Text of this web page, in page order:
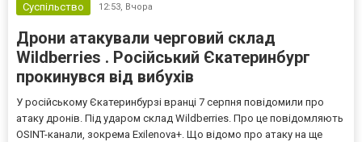
Суспільство 12:53, Вчора
Дрони атакували черговий склад
Wildberries . Російський Єкатеринбург
прокинувся від вибухів
У російському Єкатеринбурзі вранці 7 серпня повідомили про
атаку дронів. Під ударом склад Wildberries. Про це повідомляють
OSINT-канали, зокрема Exilenova+. Що відомо про атаку на ще